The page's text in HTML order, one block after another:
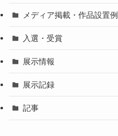
メディア掲載・作品設置例
入選・受賞
展示情報
展示記録
記事